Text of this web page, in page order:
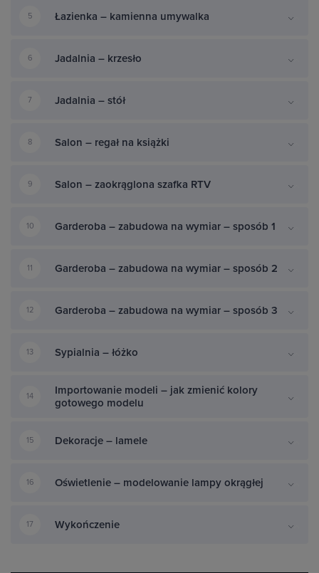
5 Łazienka – kamienna umywalka
6 Jadalnia – krzesło
7 Jadalnia – stół
8 Salon – regał na książki
9 Salon – zaokrąglona szafka RTV
10 Garderoba – zabudowa na wymiar – sposób 1
11 Garderoba – zabudowa na wymiar – sposób 2
12 Garderoba – zabudowa na wymiar – sposób 3
13 Sypialnia – łóżko
14
Importowanie modeli – jak zmienić kolory
gotowego modelu
15 Dekoracje – lamele
16 Oświetlenie – modelowanie lampy okrągłej
17 Wykończenie